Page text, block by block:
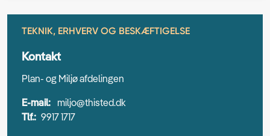
TEKNIK, ERHVERV OG BESKÆFTIGELSE
Kontakt
Plan- og Miljø afdelingen
E-mail: miljo@thisted.dk
Tlf.: 9917 1717